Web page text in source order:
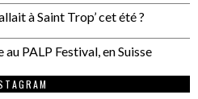
à Saint Trop’ cet été ?
PALP Festival, en Suisse